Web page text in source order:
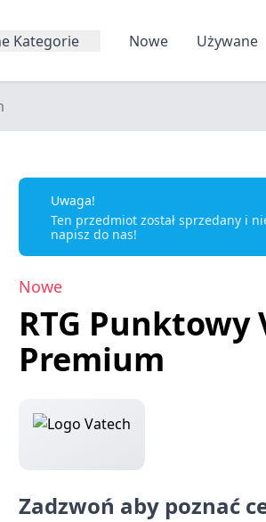
Kategorie Nowe Używane
Uwaga!
Ten przedmiot został sprzedany i
napisz do nas!
Nowe
RTG Punktowy
Premium
Zadzwoń aby poznać